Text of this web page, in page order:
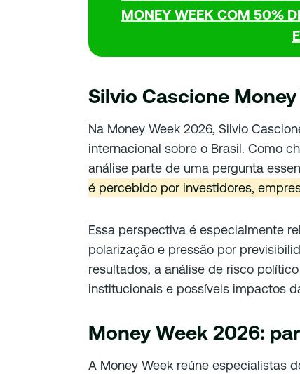
MONEY WEEK COM 50%
Silvio Cascione
Na Money Week 2026, Silvio
internacional sobre o Brasil. Como
análise parte de uma pergunta
é percebido por investidores,
Essa perspectiva é especialmente
polarização e pressão por
resultados, a análise de risco
institucionais e possíveis impactos
Money Week 2026:
A Money Week reúne especialistas